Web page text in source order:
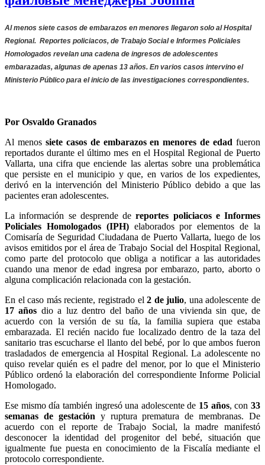
Al menos siete casos de embarazos en menores llegaron solo al Hospital
Regional. Reportes policiacos, de Trabajo Social e Informes Policiales
Homologados revelan una cadena de ingresos de adolescentes
embarazadas, algunas de apenas 13 años. En varios casos intervino el
Ministerio Público para el inicio de las investigaciones correspondientes.
Por Osvaldo Granados
Al menos siete casos de embarazos en menores de edad fueron
reportados durante el último mes en el Hospital Regional de Puerto
Vallarta, una cifra que enciende las alertas sobre una problemática
que persiste en el municipio y que, en varios de los expedientes,
derivó en la intervención del Ministerio Público debido a que las
pacientes eran adolescentes.
La información se desprende dereportes policiacos e Informes
Policiales Homologados (IPH)elaborados por elementos de la
Comisaría de Seguridad Ciudadana de Puerto Vallarta, luego de los
avisos emitidos por el área de Trabajo Social del Hospital Regional,
como parte del protocolo que obliga a notificar a las autoridades
cuando una menor de edad ingresa por embarazo, parto, aborto o
alguna complicación relacionada con la gestación.
En el caso más reciente, registrado el2 de julio, una adolescente de
17 años dio a luz dentro del baño de una vivienda sin que, de
acuerdo con la versión de su tía, la familia supiera que estaba
embarazada. El recién nacido fue localizado dentro de la taza del
sanitario tras escucharse el llanto del bebé, por lo que ambos fueron
trasladados de emergencia al Hospital Regional. La adolescente no
quiso revelar quién es el padre del menor, por lo que el Ministerio
Público ordenó la elaboración del correspondiente Informe Policial
Homologado.
Ese mismo día también ingresó una adolescente de 15 años, con33
semanas de gestación y ruptura prematura de membranas. De
acuerdo con el reporte de Trabajo Social, la madre manifestó
desconocer la identidad del progenitor del bebé, situación que
igualmente fue puesta en conocimiento de la Fiscalía mediante el
protocolo correspondiente.